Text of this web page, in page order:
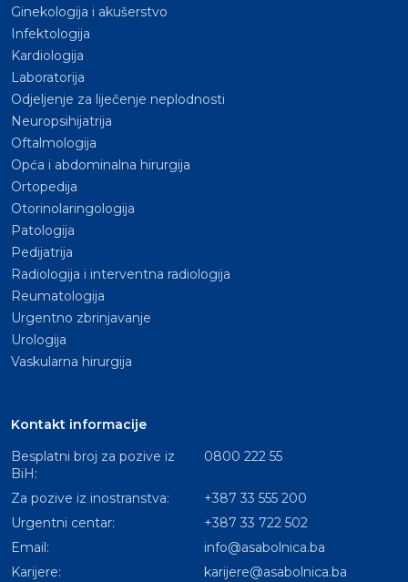
Ginekologija i akušerstvo
Infektologija
Kardiologija
Laboratorija
Odjeljenje za liječenje neplodnosti
Neuropsihijatrija
Oftalmologija
Opća i abdominalna hirurgija
Ortopedija
Otorinolaringologija
Patologija
Pedijatrija
Radiologija i interventna radiologija
Reumatologija
Urgentno zbrinjavanje
Urologija
Vaskularna hirurgija
Kontakt informacije
Besplatni broj za pozive iz
BiH:
0800 222 55
Za pozive iz inostranstva:
+387 33 555 200
Urgentni centar:
+387 33 722 502
Email:
info@asabolnica.ba
Karijere:
karijere@asabolnica.ba